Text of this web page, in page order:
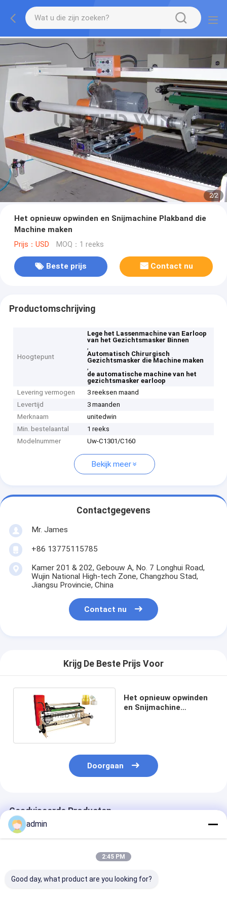
2/2
Het opnieuw opwinden en Snijmachine Plakband die
Machine maken
Prijs：USD MOQ：1 reeks
Beste prijs Contact nu
Productomschrijving
Hoogtepunt
Lege het Lassenmachine van Earloop
van het Gezichtsmasker Binnen
,
Automatisch Chirurgisch
Gezichtsmasker die Machine maken
,
de automatische machine van het
gezichtsmasker earloop
Levering vermogen
3 reeksen maand
Levertijd
3 maanden
Merknaam
unitedwin
Min. bestelaantal
1 reeks
Modelnummer
Uw-C1301/C160
Bekijk meer
Contactgegevens
Mr. James
+86 13775115785
Kamer 201 & 202, Gebouw A, No. 7 Longhui Road,
Wujin National High-tech Zone, Changzhou Stad,
Jiangsu Provincie, China
Contact nu
Krijg De Beste Prijs Voor
Het opnieuw opwinden
en Snijmachine
Doorgaan
Geadviseerde Producten
admin
2:45 PM
Good day, what product are you looking for?